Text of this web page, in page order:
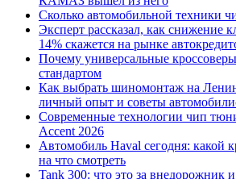
Сколько автомобильной техники
Эксперт рассказал, как снижение
14% скажется на рынке
Почему универсальные
стандартом
Как выбрать шиномонтаж на
личный опыт и советы
Современные технологии чип
Accent 2026
Автомобиль Haval сегодня: какой
на что смотреть
Tank 300: что это за внедорожник